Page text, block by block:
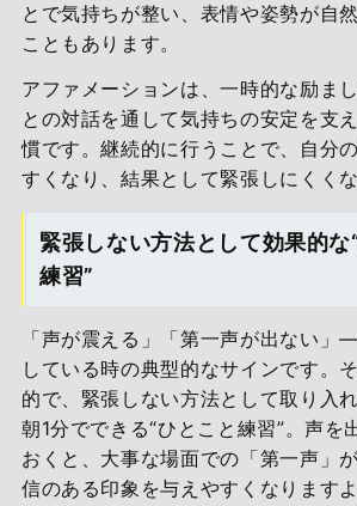
とで気持ちが整い、表情や姿勢が自
こともあります。
アファメーションは、一時的な励ま
との対話を通して気持ちの安定を支
慣です。継続的に行うことで、自分
すくなり、結果として緊張しにくくな
緊張しない方法として効果的な
練習”
「声が震える」「第一声が出ない
している時の典型的なサインです。
的で、緊張しない方法として取り入
朝1分でできる“ひとこと練習”。声を
おくと、大事な場面での「第一声」
信のある印象を与えやすくなりますよ